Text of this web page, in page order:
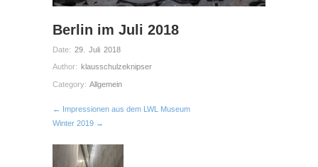
Berlin im Juli 2018
Date: 29. Juli 2018
Author: klausschulzeknipser
Category: Allgemein
← Impressionen aus dem LWL Museum
Winter 2019 →